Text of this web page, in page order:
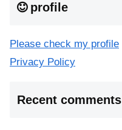
profile
Please check my profile
Privacy Policy
Recent comments